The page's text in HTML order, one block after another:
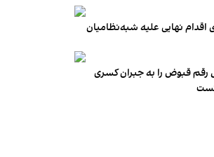
اقدام نهایی علیه شبه‌نظامیان
رقم قبوض را به جبران کسری